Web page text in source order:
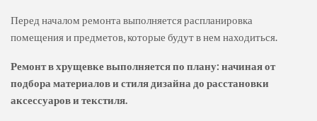
Перед началом ремонта выполняется распланировка
помещения и предметов, которые будут в нем находиться.
Ремонт в хрущевкевыполняется по плану: начиная от
подбора материалов и стиля дизайна до расстановки
аксессуаров и текстиля.